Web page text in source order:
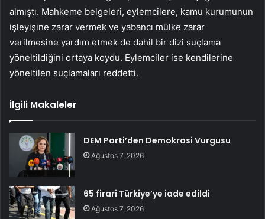
almıştı. Mahkeme belgeleri, eylemcilere, kamu kurumunun
işleyişine zarar vermek ve yabancı mülke zarar
verilmesine yardım etmek de dahil bir dizi suçlama
yöneltildiğini ortaya koydu. Eylemciler ise kendilerine
yöneltilen suçlamaları reddetti.
İlgili Makaleler
DEM Parti’den Demokrasi Vurgusu
Ağustos 7, 2026
65 firari Türkiye’ye iade edildi
Ağustos 7, 2026